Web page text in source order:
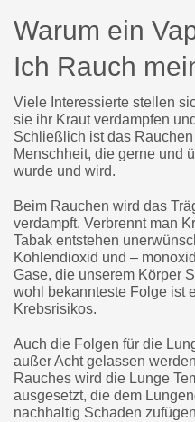
Warum ein
Ich Rauch
Viele Interessierte stellen
sie ihr Kraut verdampfen
Schließlich ist das
Menschheit, die gerne und
wurde und wird.
Beim Rauchen wird das
verdampft. Verbrennt man
Tabak entstehen
Kohlendioxid und –
Gase, die unserem Körper
wohl bekannteste Folge ist
Krebsrisikos.
Auch die Folgen für die
außer Acht gelassen
Rauches wird die Lunge
ausgesetzt, die dem
nachhaltig Schaden